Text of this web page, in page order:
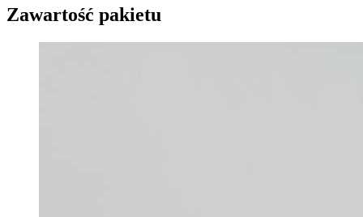
Zawartość pakietu